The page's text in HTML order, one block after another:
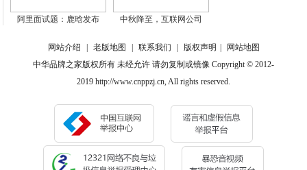
阿里面试题：鹿晗发布 中秋降至，互联网公司
网站介绍 老版地图 联系我们 版权声明
网站地图
中华品牌之家版权所有 未经允许 请勿复制或镜像 Copyright © 2012-
2019 http://www.cnppzj.cn, All rights reserved.